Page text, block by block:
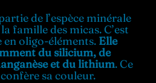
de l’espèce minérale
famille des micas. C’est
en oligo-éléments. Elle
du silicium, de
et du lithium. Ce
sa couleur.